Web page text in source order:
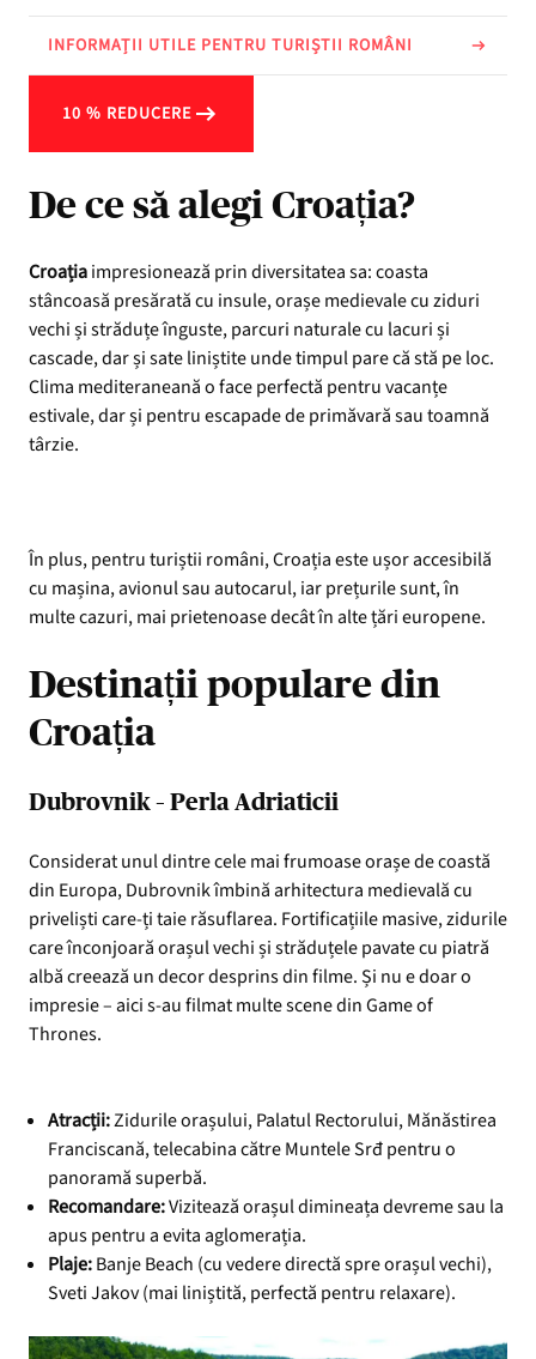
INFORMAȚII UTILE PENTRU TURIȘTII ROMÂNI
10 % REDUCERE
De ce să alegi Croația?
Croațiaimpresionează prin diversitatea sa: coasta
stâncoasă presărată cu insule, orașe medievale cu ziduri
vechi și străduțe înguste, parcuri naturale cu lacuri și
cascade, dar și sate liniștite unde timpul pare că stă pe loc.
Clima mediteraneană o face perfectă pentru vacanțe
estivale, dar și pentru escapade de primăvară sau toamnă
târzie.
În plus, pentru turiștii români, Croația este ușor accesibilă
cu mașina, avionul sau autocarul, iar prețurile sunt, în
multe cazuri, mai prietenoase decât în alte țări europene.
Destinații populare din
Croația
Dubrovnik – Perla Adriaticii
Considerat unul dintre cele mai frumoase orașe de coastă
din Europa, Dubrovnik îmbină arhitectura medievală cu
priveliști care-ți taie răsuflarea. Fortificațiile masive, zidurile
care înconjoară orașul vechi și străduțele pavate cu piatră
albă creează un decor desprins din filme. Și nu e doar o
impresie – aici s-au filmat multe scene din Game of
Thrones.
Atracții:Zidurile orașului, Palatul Rectorului, Mănăstirea
Franciscană, telecabina către Muntele Srđ pentru o
panoramă superbă.
Recomandare:Vizitează orașul dimineața devreme sau la
apus pentru a evita aglomerația.
Plaje:Banje Beach (cu vedere directă spre orașul vechi),
Sveti Jakov (mai liniștită, perfectă pentru relaxare).